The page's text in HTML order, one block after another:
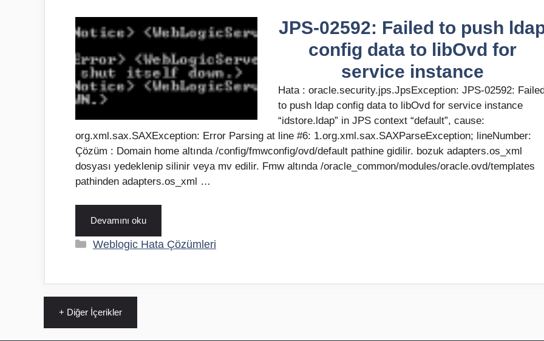
JPS-02592: Failed to push
config data to libOvd for
service instance
Hata : oracle.security.jps.JpsException: JPS-02592:
to push ldap config data to libOvd for service instance
“idstore.ldap” in JPS context “default”, cause:
org.xml.sax.SAXException: Error Parsing at line #6: 1.org.xml.sax.SAXParseException; lineNumber:
Çözüm : Domain home altında /config/fmwconfig/ovd/default pathine gidilir. bozuk adapters.os_xml
dosyası yedeklenip silinir veya mv edilir. Fmw altında /oracle_common/modules/oracle.ovd/templates
pathinden adapters.os_xml …
Devamını oku
Kategoriler
Weblogic Hata Çözümleri
+ Diğer İçerikler